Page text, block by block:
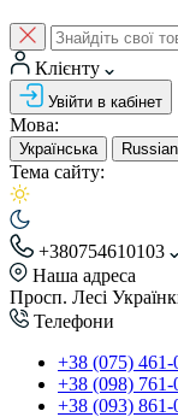
Клієнту
Увійти в кабінет
Мова:
Українська Russian
Тема сайту:
+380754610103
Наша адреса
Просп. Лесі
Телефони
+38 (075) 461-
+38 (098) 761-
+38 (093) 861-